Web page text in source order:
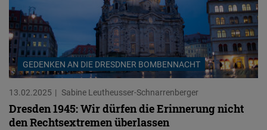
GEDENKEN AN DIE DRESDNER BOMBENNACHT
13.02.2025 Sabine Leutheusser-Schnarrenberger
Dresden 1945: Wir dürfen die Erinnerung nicht
den Rechtsextremen überlassen